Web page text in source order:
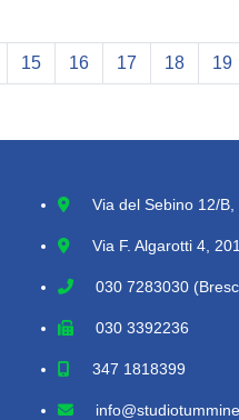
15 16 17 18 19
Via del Sebino 12/
Via F. Algarotti 4,
030 7283030
030 3392236
347 1818399